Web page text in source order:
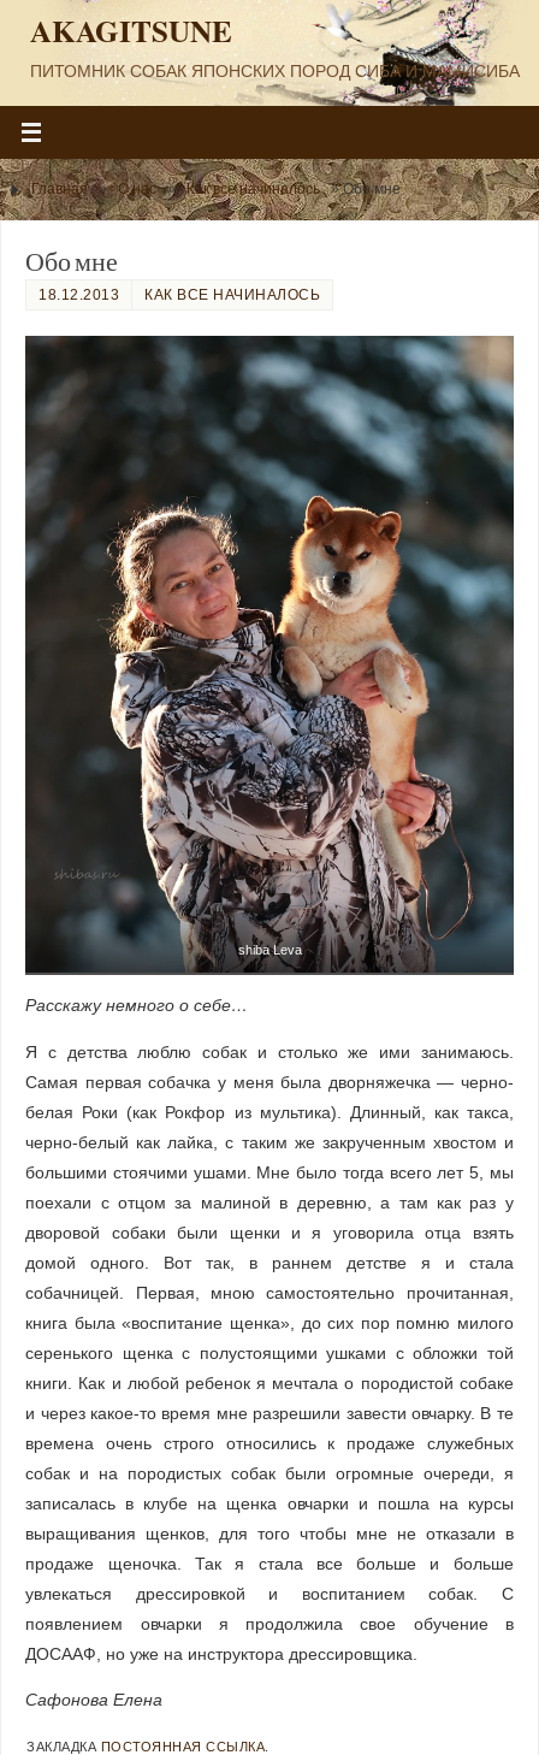
AKAGITSUNE
ПИТОМНИК СОБАК ЯПОНСКИХ ПОРОД СИБА И МАМИСИБА
Главная » О нас » Как все начиналось »Обо мне
Обо мне
18.12.2013 КАК ВСЕ НАЧИНАЛОСЬ
shiba Leva
Расскажу немного о себе…
Я с детства люблю собак и столько же ими занимаюсь.
Самая первая собачка у меня была дворняжечка — черно-
белая Роки (как Рокфор из мультика). Длинный, как такса,
черно-белый как лайка, с таким же закрученным хвостом и
большими стоячими ушами. Мне было тогда всего лет 5, мы
поехали с отцом за малиной в деревню, а там как раз у
дворовой собаки были щенки и я уговорила отца взять
домой одного. Вот так, в раннем детстве я и стала
собачницей. Первая, мною самостоятельно прочитанная,
книга была «воспитание щенка», до сих пор помню милого
серенького щенка с полустоящими ушками с обложки той
книги. Как и любой ребенок я мечтала о породистой собаке
и через какое-то время мне разрешили завести овчарку. В те
времена очень строго относились к продаже служебных
собак и на породистых собак были огромные очереди, я
записалась в клубе на щенка овчарки и пошла на курсы
выращивания щенков, для того чтобы мне не отказали в
продаже щеночка. Так я стала все больше и больше
увлекаться дрессировкой и воспитанием собак. С
появлением овчарки я продолжила свое обучение в
ДОСААФ, но уже на инструктора дрессировщика.
Сафонова Елена
ЗАКЛАДКА ПОСТОЯННАЯ ССЫЛКА